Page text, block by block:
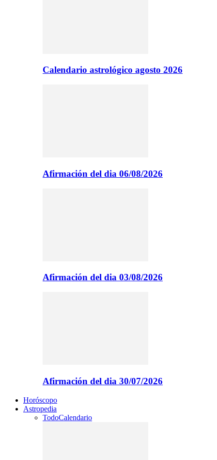
Calendario astrológico agosto 2026
Afirmación del dia 06/08/2026
Afirmación del dia 03/08/2026
Afirmación del dia 30/07/2026
Horóscopo
Astropedia
TodoCalendario